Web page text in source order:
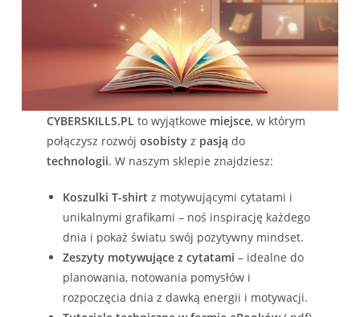
CYBERSKILLS.PL to wyjątkowe miejsce, w którym
połączysz rozwójosobisty z pasją do
technologii. W naszym sklepie znajdziesz:
Koszulki T-shirt z motywującymi cytatami i
unikalnymi grafikami – noś inspirację każdego
dnia i pokaż światu swój pozytywny mindset.
Zeszyty motywujące z cytatami – idealne do
planowania, notowania pomysłów i
rozpoczęcia dnia z dawką energii i motywacji.